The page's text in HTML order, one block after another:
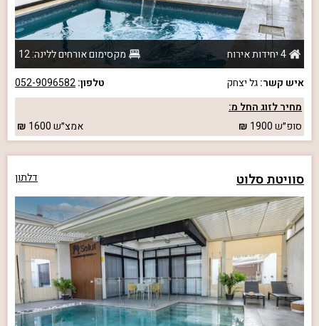
4 יחידות אירוח
מקסימום אורחים ללינה: 12
איש קשר:גל יצחק טלפון:052-9096582
מחיר לזוג החל מ:
סופ״ש1900 אמצ״ש1600
סוויטת סלוט דלתון